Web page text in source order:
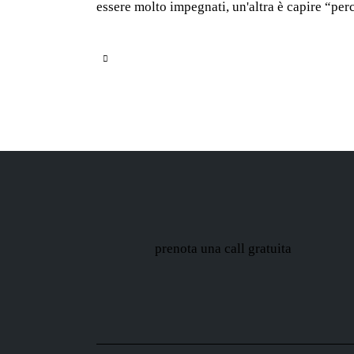
essere molto impegnati, un'altra è capire
prenota una call gratuita